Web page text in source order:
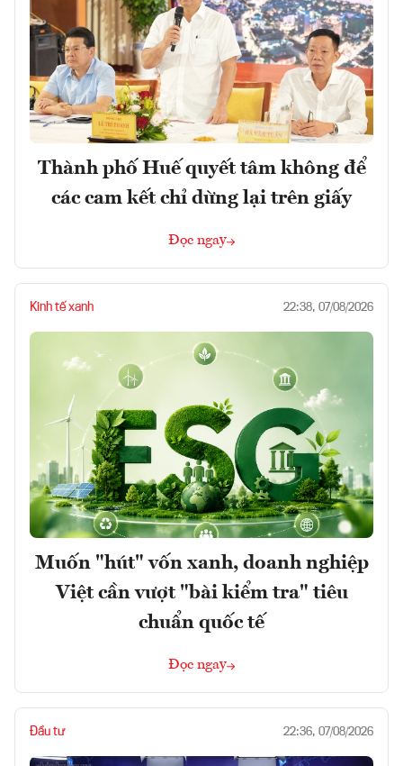
Thành phố Huế quyết tâm không để
các cam kết chỉ dừng lại trên giấy
Đọc ngay
Kinh tế xanh 22:38, 07/08/2026
Muốn "hút" vốn xanh, doanh nghiệp
Việt cần vượt "bài kiểm tra" tiêu
chuẩn quốc tế
Đọc ngay
Đầu tư 22:36, 07/08/2026